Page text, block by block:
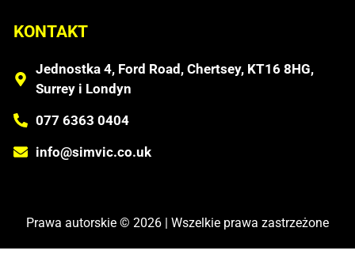
KONTAKT
Jednostka 4, Ford Road, Chertsey, KT16 8HG,
Surrey i Londyn
077 6363 0404
info@simvic.co.uk
Prawa autorskie © 2026 | Wszelkie prawa zastrzeżone